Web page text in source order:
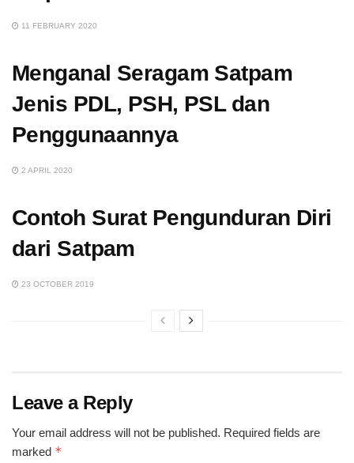
11 FEBRUARY 2020
Menganal Seragam Satpam
Jenis PDL, PSH, PSL dan
Penggunaannya
2 APRIL 2020
Contoh Surat Pengunduran Diri
dari Satpam
23 OCTOBER 2019
Leave a Reply
Your email address will not be published. Required fields are
marked *